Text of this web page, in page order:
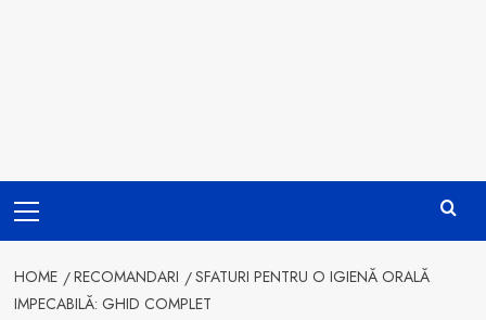
Menu
HOME RECOMANDARI
SFATURI PENTRU O IGIENĂ ORALĂ
IMPECABILĂ: GHID COMPLET